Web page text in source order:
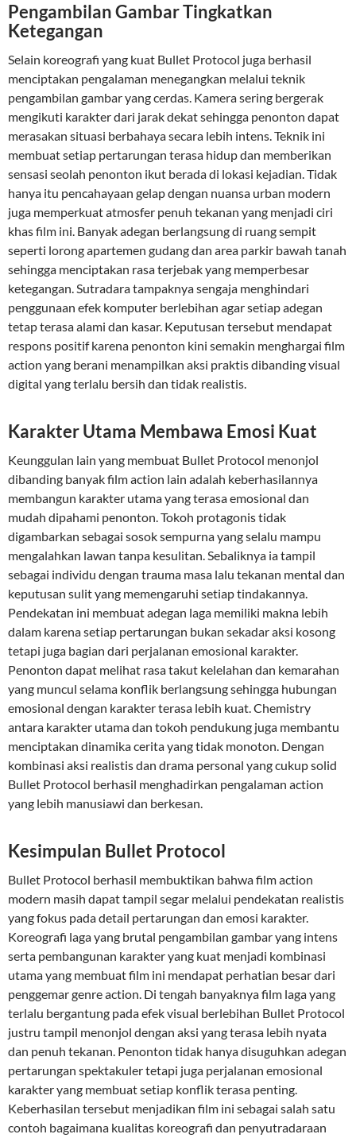
Pengambilan Gambar Tingkatkan
Ketegangan
Selain koreografi yang kuat Bullet Protocol juga berhasil
menciptakan pengalaman menegangkan melalui teknik
pengambilan gambar yang cerdas. Kamera sering bergerak
mengikuti karakter dari jarak dekat sehingga penonton dapat
merasakan situasi berbahaya secara lebih intens. Teknik ini
membuat setiap pertarungan terasa hidup dan memberikan
sensasi seolah penonton ikut berada di lokasi kejadian. Tidak
hanya itu pencahayaan gelap dengan nuansa urban modern
juga memperkuat atmosfer penuh tekanan yang menjadi ciri
khas film ini. Banyak adegan berlangsung di ruang sempit
seperti lorong apartemen gudang dan area parkir bawah tanah
sehingga menciptakan rasa terjebak yang memperbesar
ketegangan. Sutradara tampaknya sengaja menghindari
penggunaan efek komputer berlebihan agar setiap adegan
tetap terasa alami dan kasar. Keputusan tersebut mendapat
respons positif karena penonton kini semakin menghargai film
action yang berani menampilkan aksi praktis dibanding visual
digital yang terlalu bersih dan tidak realistis.
Karakter Utama Membawa Emosi Kuat
Keunggulan lain yang membuat Bullet Protocol menonjol
dibanding banyak film action lain adalah keberhasilannya
membangun karakter utama yang terasa emosional dan
mudah dipahami penonton. Tokoh protagonis tidak
digambarkan sebagai sosok sempurna yang selalu mampu
mengalahkan lawan tanpa kesulitan. Sebaliknya ia tampil
sebagai individu dengan trauma masa lalu tekanan mental dan
keputusan sulit yang memengaruhi setiap tindakannya.
Pendekatan ini membuat adegan laga memiliki makna lebih
dalam karena setiap pertarungan bukan sekadar aksi kosong
tetapi juga bagian dari perjalanan emosional karakter.
Penonton dapat melihat rasa takut kelelahan dan kemarahan
yang muncul selama konflik berlangsung sehingga hubungan
emosional dengan karakter terasa lebih kuat. Chemistry
antara karakter utama dan tokoh pendukung juga membantu
menciptakan dinamika cerita yang tidak monoton. Dengan
kombinasi aksi realistis dan drama personal yang cukup solid
Bullet Protocol berhasil menghadirkan pengalaman action
yang lebih manusiawi dan berkesan.
Kesimpulan Bullet Protocol
Bullet Protocol berhasil membuktikan bahwa film action
modern masih dapat tampil segar melalui pendekatan realistis
yang fokus pada detail pertarungan dan emosi karakter.
Koreografi laga yang brutal pengambilan gambar yang intens
serta pembangunan karakter yang kuat menjadi kombinasi
utama yang membuat film ini mendapat perhatian besar dari
penggemar genre action. Di tengah banyaknya film laga yang
terlalu bergantung pada efek visual berlebihan Bullet Protocol
justru tampil menonjol dengan aksi yang terasa lebih nyata
dan penuh tekanan. Penonton tidak hanya disuguhkan adegan
pertarungan spektakuler tetapi juga perjalanan emosional
karakter yang membuat setiap konflik terasa penting.
Keberhasilan tersebut menjadikan film ini sebagai salah satu
contoh bagaimana kualitas koreografi dan penyutradaraan